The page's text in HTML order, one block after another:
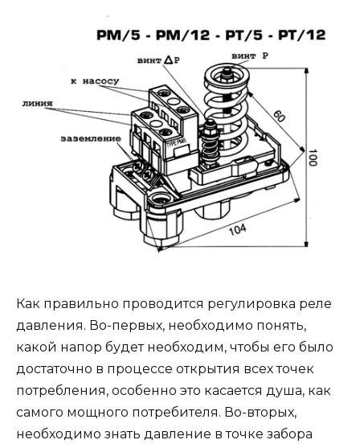
Как правильно проводится регулировка реле
давления. Во-первых, необходимо понять,
какой напор будет необходим, чтобы его было
достаточно в процессе открытия всех точек
потребления, особенно это касается душа, как
самого мощного потребителя. Во-вторых,
необходимо знать давление в точке забора